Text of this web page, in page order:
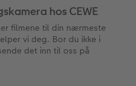
hos CEWE
filmene til din nærmeste
vi deg. Bor du ikke i
det inn til oss på